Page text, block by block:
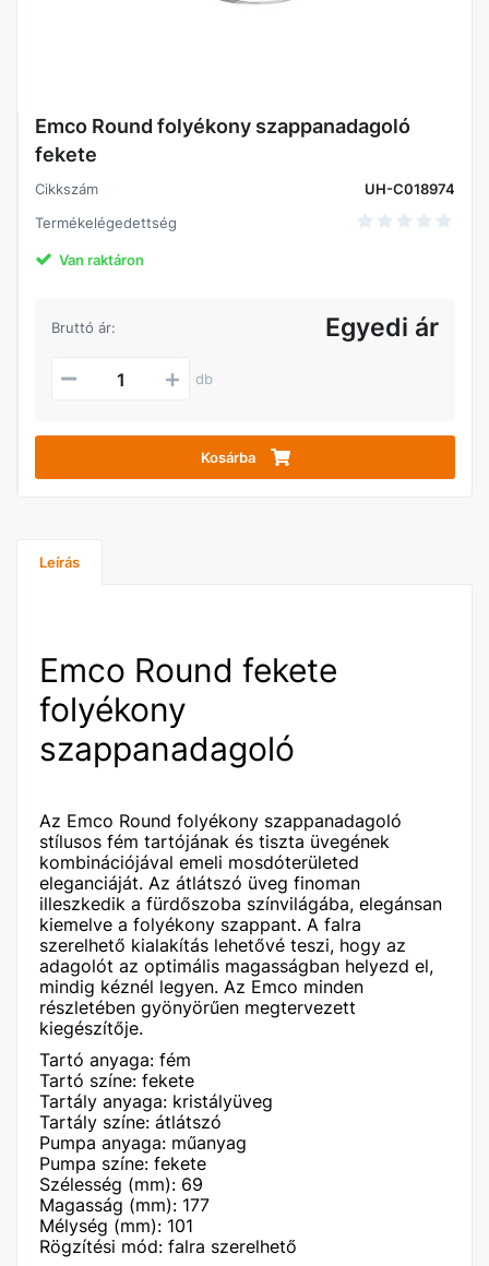
Emco Round folyékony szappanadagoló
fekete
Cikkszám
UH-C018974
Termékelégedettség
Van raktáron
Bruttó ár: Egyedi ár
db
Kosárba
Leírás
Emco Round fekete
folyékony
szappanadagoló
Az Emco Round folyékony szappanadagoló
stílusos fém tartójának és tiszta üvegének
kombinációjával emeli mosdóterületed
eleganciáját. Az átlátszó üveg finoman
illeszkedik a fürdőszoba színvilágába, elegánsan
kiemelve a folyékony szappant. A falra
szerelhető kialakítás lehetővé teszi, hogy az
adagolót az optimális magasságban helyezd el,
mindig kéznél legyen. Az Emco minden
részletében gyönyörűen megtervezett
kiegészítője.
Tartó anyaga: fém
Tartó színe: fekete
Tartály anyaga: kristályüveg
Tartály színe: átlátszó
Pumpa anyaga: műanyag
Pumpa színe: fekete
Szélesség (mm): 69
Magasság (mm): 177
Mélység (mm): 101
Rögzítési mód: falra szerelhető